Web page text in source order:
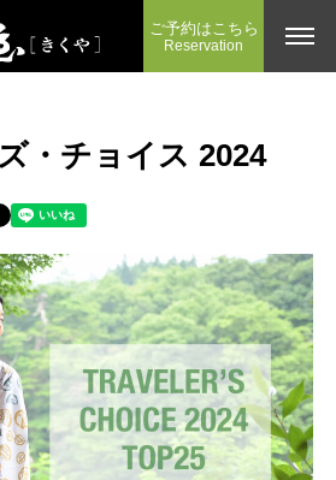
ご予約はこちら
Reservation
・チョイス 2024